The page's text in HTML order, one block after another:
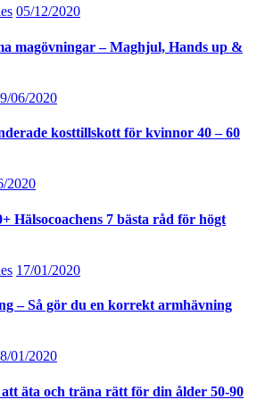
05/12/2020
magövningar – Maghjul, Hands up &
06/2020
kosttillskott för kvinnor 40 – 60
2020
Hälsocoachens 7 bästa råd för högt
17/01/2020
– Så gör du en korrekt armhävning
01/2020
äta och träna rätt för din ålder 50-90